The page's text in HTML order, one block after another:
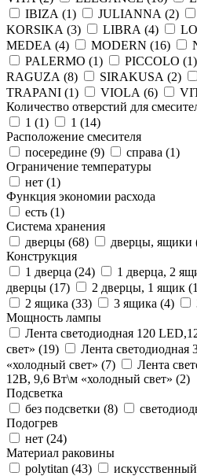
IBIZA (1) JULIANNA (2)
KORSIKA (3) LIBRA (4)
MEDEA (4) MODERN (16)
PALERMO (1) PICCOLO (1)
RAGUZA (8) SIRAKUSA (2)
TRAPANI (1) VIOLA (6)
Количество отверстий для
1 (1) 1 (14)
Расположение смесителя
посередине (9) справа (1)
Ограничение температуры
нет (1)
Функция экономии расхода
есть (1)
Система хранения
дверцы (68) дверцы, ящики
Конструкция
1 дверца (24) 1 дверца, 2
дверцы (17) 2 дверцы, 1 ящик (1
2 ящика (33) 3 ящика (4)
Мощность лампы
Лента светодиодная 120
свет» (19)
Лента
«холодный свет» (7)
Лента
12В, 9,6 Вт\м «холодный свет» (2)
Подсветка
без подсветки (8)
Подогрев
нет (24)
Материал раковины
polytitan (43)